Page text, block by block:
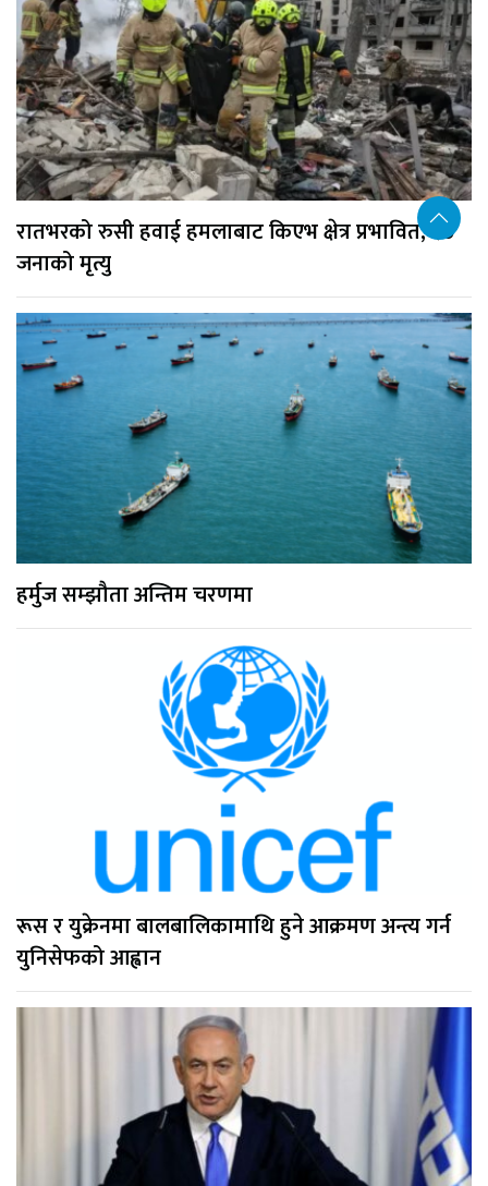
रातभरको रुसी हवाई हमलाबाट किएभ क्षेत्र प्रभावित, १७
जनाको मृत्यु
हर्मुज सम्झौता अन्तिम चरणमा
रूस र युक्रेनमा बालबालिकामाथि हुने आक्रमण अन्त्य गर्न
युनिसेफको आह्वान